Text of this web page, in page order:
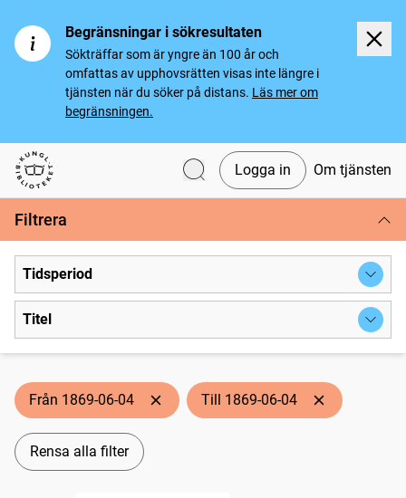
Begränsningar i sökresultaten
Sökträffar som är yngre än 100 år och
omfattas av upphovsrätten visas inte längre i
tjänsten när du söker på distans. Läs mer om
begränsningen.
Svenska tidningar
Logga in Om tjänsten
Filtrera
Tidsperiod
Titel
Från 1869-06-04 Till 1869-06-04
Rensa alla filter